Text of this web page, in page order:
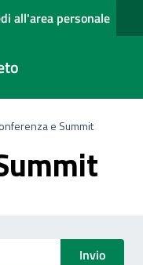
all'area personale
e Summit
Invio